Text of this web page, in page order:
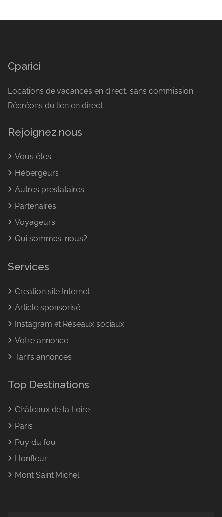
Cparici
Locations de vacances en direct, sans commission.
Récréons du lien en direct
Rejoignez nous
Vous êtes
Hébergeurs
Autres prestataires
Partenaires
Voyageurs
Qui sommes-nous?
Services
Creation site Internet
Article sponsorisé
Instagram et Réseaux sociaux
Votre annonce
Tarifs annonces
Top Destinations
Châteaux de la Loire
Paris
Puy du fou
Honfleur
Mont Saint Michel